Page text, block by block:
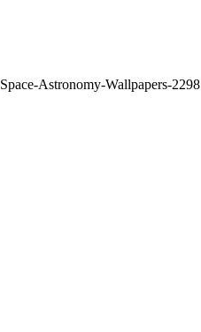
Space-Astronomy-Wallpapers-2298